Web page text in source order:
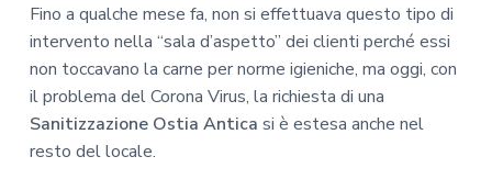
Fino a qualche mese fa, non si effettuava questo tipo di
intervento nella “sala d’aspetto” dei clienti perché essi
non toccavano la carne per norme igieniche, ma oggi, con
il problema del Corona Virus, la richiesta di una
Sanitizzazione Ostia Antica si è estesa anche nel
resto del locale.